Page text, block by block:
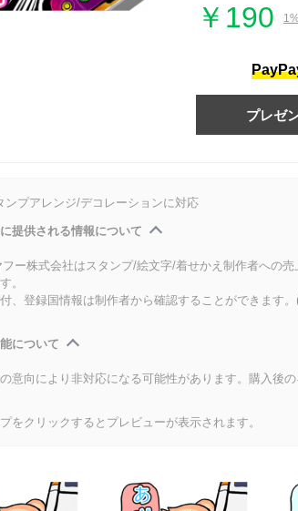
￥190
プレゼ
ンプアレンジ/デコレーションに対応
提供される情報について
フー株式会社はスタンプ/絵文字/着せかえ制作者への
。
、登録国情報は制作者から確認することができます
について
意向により非対応になる可能性があります。購入後の
をクリックするとプレビューが表示されます。